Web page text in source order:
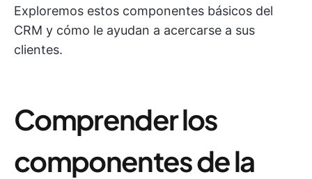
Exploremos estos componentes básicos del
CRM y cómo le ayudan a acercarse a sus
clientes.
Comprender los
componentes de la